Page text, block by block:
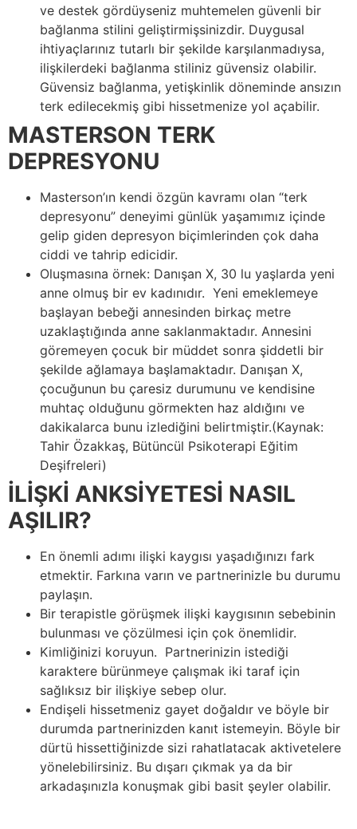
ve destek gördüyseniz muhtemelen güvenli bir
bağlanma stilini geliştirmişsinizdir. Duygusal
ihtiyaçlarınız tutarlı bir şekilde karşılanmadıysa,
ilişkilerdeki bağlanma stiliniz güvensiz olabilir.
Güvensiz bağlanma, yetişkinlik döneminde ansızın
terk edilecekmiş gibi hissetmenize yol açabilir.
MASTERSON TERK
DEPRESYONU
Masterson’ın kendi özgün kavramı olan “terk
depresyonu” deneyimi günlük yaşamımız içinde
gelip giden depresyon biçimlerinden çok daha
ciddi ve tahrip edicidir.
Oluşmasına örnek: Danışan X, 30 lu yaşlarda yeni
anne olmuş bir ev kadınıdır. Yeni emeklemeye
başlayan bebeği annesinden birkaç metre
uzaklaştığında anne saklanmaktadır. Annesini
göremeyen çocuk bir müddet sonra şiddetli bir
şekilde ağlamaya başlamaktadır. Danışan X,
çocuğunun bu çaresiz durumunu ve kendisine
muhtaç olduğunu görmekten haz aldığını ve
dakikalarca bunu izlediğini belirtmiştir.(Kaynak:
Tahir Özakkaş, Bütüncül Psikoterapi Eğitim
Deşifreleri)
İLİŞKİ ANKSİYETESİ NASIL
AŞILIR?
En önemli adımı ilişki kaygısı yaşadığınızı fark
etmektir. Farkına varın ve partnerinizle bu durumu
paylaşın.
Bir terapistle görüşmek ilişki kaygısının sebebinin
bulunması ve çözülmesi için çok önemlidir.
Kimliğinizi koruyun. Partnerinizin istediği
karaktere bürünmeye çalışmak iki taraf için
sağlıksız bir ilişkiye sebep olur.
Endişeli hissetmeniz gayet doğaldır ve böyle bir
durumda partnerinizden kanıt istemeyin. Böyle bir
dürtü hissettiğinizde sizi rahatlatacak aktivetelere
yönelebilirsiniz. Bu dışarı çıkmak ya da bir
arkadaşınızla konuşmak gibi basit şeyler olabilir.